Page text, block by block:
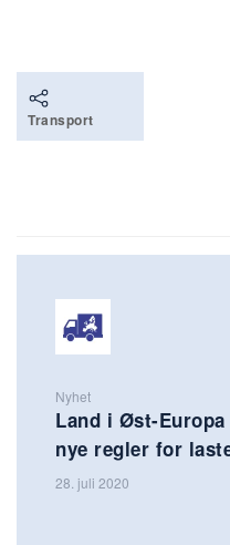
Transport
Nyhet
Land i Øst-
nye regler for
28. juli 2020